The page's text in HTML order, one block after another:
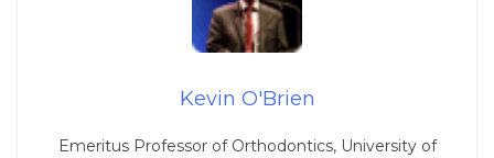
Kevin O'Brien
Emeritus Professor of Orthodontics, University of